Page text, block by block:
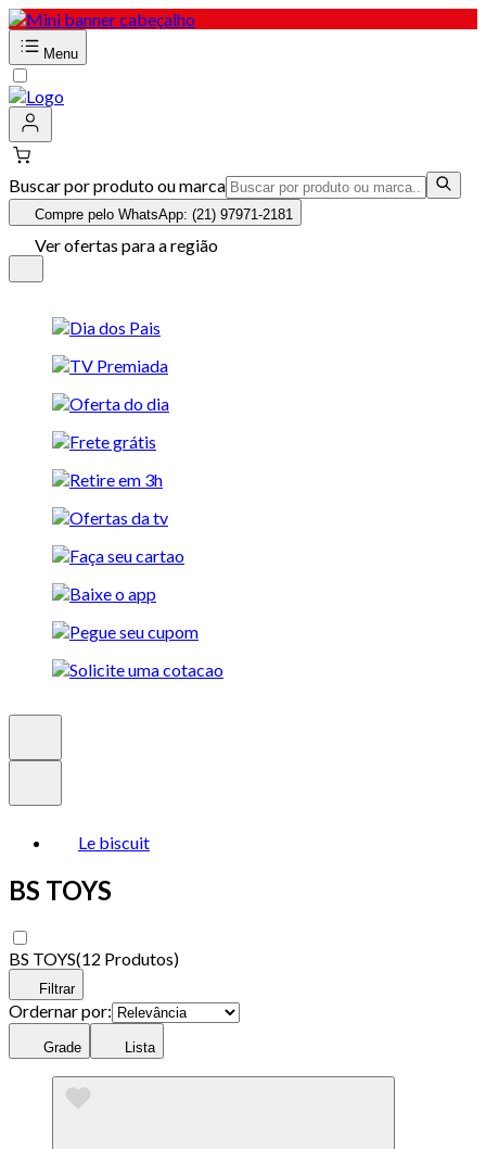
Menu
Buscar por produto ou marca
Compre pelo WhatsApp: (21) 97971-2181
Ver ofertas para a região
Le biscuit
BS TOYS
BS TOYS(12 Produtos)
Filtrar
Ordernar por:
Grade Lista